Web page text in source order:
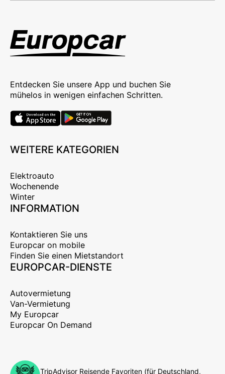
Entdecken Sie unsere App und buchen Sie
mühelos in wenigen einfachen Schritten.
WEITERE KATEGORIEN
Elektroauto
Wochenende
Winter
INFORMATION
Kontaktieren Sie uns
Europcar on mobile
Finden Sie einen Mietstandort
EUROPCAR-DIENSTE
Autovermietung
Van-Vermietung
My Europcar
Europcar On Demand
TripAdvisor Reisende Favoriten (für Deutschland,